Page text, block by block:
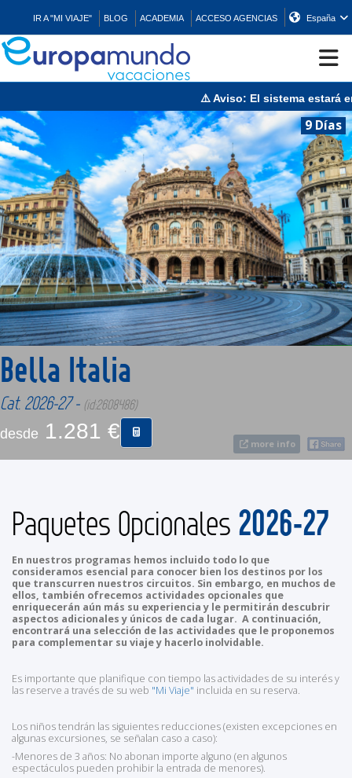
IR A "MI VIAJE" BLOG ACADEMIA ACCESO AGENCIAS España
CRUCEROS
EUROPA
ASIA
ORIENTE
PROMOCIONES
COMPRAR
⚠️ Aviso: El sistema estará en
9 Días
more info
Bella Italia
Cat. 2026-27 - (id:2608486)
desde 1.281 €
Paquetes Opcionales 2026-27
En nuestros programas hemos incluido todo lo que
consideramos esencial para conocer bien los destinos por los
que transcurren nuestros circuitos. Sin embargo, en muchos de
ellos, también ofrecemos actividades opcionales que
enriquecerán aún más su experiencia y le permitirán descubrir
aspectos adicionales y únicos de cada lugar. A continuación,
encontrará una selección de las actividades que le proponemos
para complementar su viaje y hacerlo inolvidable.
Es importante que planifique con tiempo las actividades de su interés y
las reserve a través de su web "Mi Viaje" incluida en su reserva.
Los niños tendrán las siguientes reducciones (existen excepciones en
algunas excursiones, se señalan caso a caso):
-Menores de 3 años: No abonan importe alguno (en algunos
espectáculos pueden prohibir la entrada de menores).